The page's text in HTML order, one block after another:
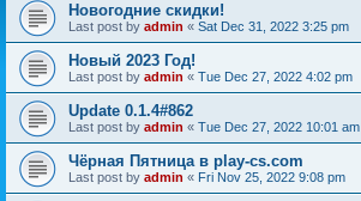
Новогодние скидки!
Last post by admin « Sat Dec 31, 2022 3:25 pm
Новый 2023 Год!
Last post by admin « Tue Dec 27, 2022 4:02 pm
Update 0.1.4#862
Last post by admin « Tue Dec 27, 2022 10:01 am
Чёрная Пятница в play-cs.com
Last post by admin « Fri Nov 25, 2022 9:08 pm